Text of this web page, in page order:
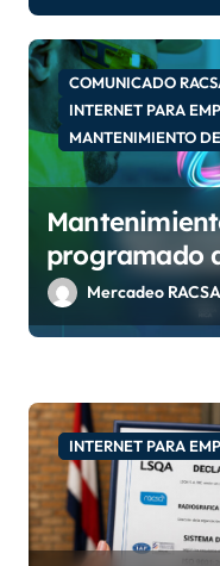
d
e
e
n
t
COMUNICADO
INTERNET PARA
MANTENIMIENTO
programado
Mercadeo RACSA
INTERNET PARA